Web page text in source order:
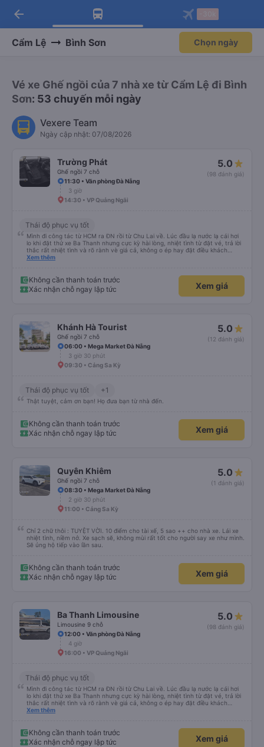
Tải app Vexere ngay!
Nhận ưu đãi thành viên độc
Mở app
Tải app Vexere
-30k/ghế khi đặt vé máy bay qua
Mở app
arrow_back
Cẩm Lệ Bình Sơn Chọn ngày
Vé xe Ghế ngồi của 7 nhà xe từ Cẩm Lệ đi Bình
Sơn: 53 chuyến mỗi ngày
Vexere Team
Ngày cập nhật: 07/08/2026
Trường Phát
Ghế ngồi 7 chỗ
5.0
(98 đánh giá)
11:30 • Văn phòng Đà Nẵng
3 giờ
14:30 • VP Quảng Ngãi
Thái độ phục vụ tốt
Mình đi công tác từ HCM ra ĐN rồi từ Chu Lai về. Lúc đầu lạ nước lạ cái hơi
lo khi đặt thử xe Ba Thanh nhưng cực kỳ hài lòng, nhiệt tình từ đặt vé, trả lời
thắc rất nhiệt tình và rõ rành vè giá cả, không o ép hay đặt điều khách
hàng. Lần tới đi công tác chắc chắn tiếp tục dùng xe nhà này!
Xem thêm
Không cần thanh toán trước
Xác nhận chỗ ngay lập tức
Xem giá
Khánh Hà Tourist
Ghế ngồi 7 chỗ
5.0
(12 đánh giá)
06:00 • Mega Market Đà Nẵng
3 giờ 30 phút
09:30 • Cảng Sa Kỳ
Thái độ phục vụ tốt +1
Thật tuyệt, cảm ơn bạn! Họ đưa bạn từ nhà đến.
Không cần thanh toán trước
Xác nhận chỗ ngay lập tức
Xem giá
Quyên Khiêm
Ghế ngồi 7 chỗ
5.0
(1 đánh giá)
08:30 • Mega Market Đà Nẵng
2 giờ 30 phút
11:00 • Cảng Sa Kỳ
Chỉ 2 chữ thôi : TUYỆT VỜI. 10 điểm cho tài xế, 5 sao ++ cho nhà xe. Lái xe
nhiệt tình, niềm nở. Xe sạch sẽ, không mùi rất tốt cho người say xe như mình.
Sẽ ủng hộ tiếp vào lần sau.
Không cần thanh toán trước
Xác nhận chỗ ngay lập tức
Xem giá
Ba Thanh Limousine
Limousine 9 chỗ
5.0
(98 đánh giá)
12:00 • Văn phòng Đà Nẵng
4 giờ
16:00 • VP Quảng Ngãi
Thái độ phục vụ tốt
Mình đi công tác từ HCM ra ĐN rồi từ Chu Lai về. Lúc đầu lạ nước lạ cái hơi
lo khi đặt thử xe Ba Thanh nhưng cực kỳ hài lòng, nhiệt tình từ đặt vé, trả lời
thắc rất nhiệt tình và rõ rành vè giá cả, không o ép hay đặt điều khách
hàng. Lần tới đi công tác chắc chắn tiếp tục dùng xe nhà này!
Xem thêm
Không cần thanh toán trước
Xác nhận chỗ ngay lập tức
Xem giá